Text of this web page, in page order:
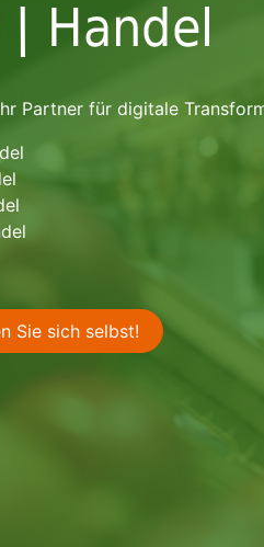
Partner für digitale
Sie sich selbst!